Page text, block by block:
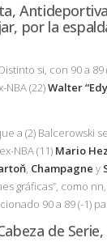
por la
si, con 90 a 89
NBA (22)Walter
a (2) Balcerowski
NBA (11) Mario
, Champagne y
gráficas”, como
90 a 89 (-1)
de